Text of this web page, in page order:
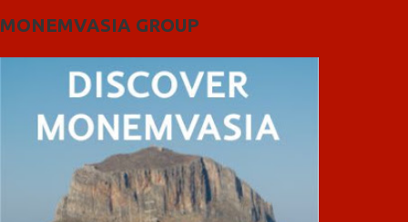
MONEMVASIA GROUP